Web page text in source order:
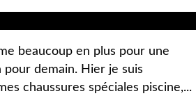
beaucoup en plus pour une
demain. Hier je suis
chaussures spéciales piscine,...